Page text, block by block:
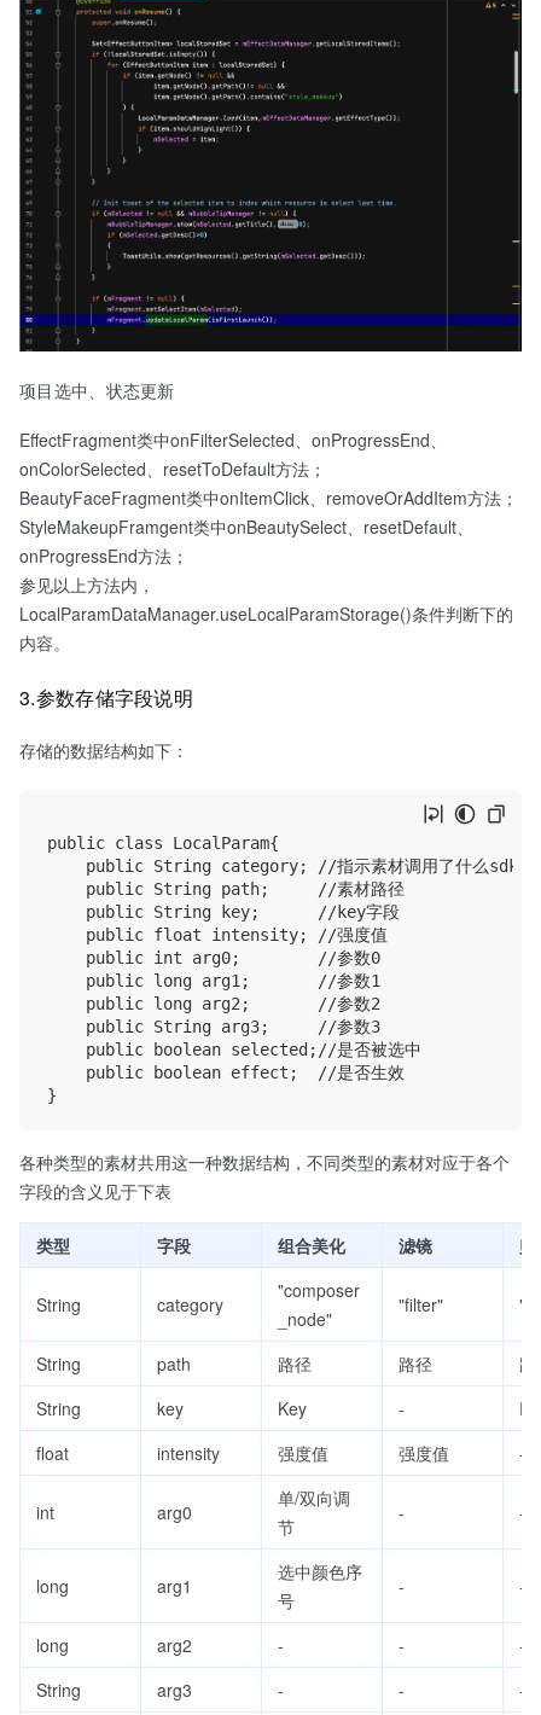
项目选中、状态更新
EffectFragment类中onFilterSelected、onProgressEnd、
onColorSelected、resetToDefault方法；
BeautyFaceFragment类中onItemClick、removeOrAddItem方法；
StyleMakeupFramgent类中onBeautySelect、resetDefault、
onProgressEnd方法；
参见以上方法内，
LocalParamDataManager.useLocalParamStorage()条件判断下的
内容。
3.参数存储字段说明
存储的数据结构如下：
public class LocalParam{
public String category; //指示素材调用了什么sdk接
    public String path;     //素材路径
    public String key;      //key字段
    public float intensity; //强度值
    public int arg0;        //参数0
    public long arg1;       //参数1
    public long arg2;       //参数2
    public String arg3;     //参数3
    public boolean selected;//是否被选中
    public boolean effect;  //是否生效
各种类型的素材共用这一种数据结构，不同类型的素材对应于各个
字段的含义见于下表
类型 字段 组合美化 滤镜 贴
String category
"composer
_node"
"filter"
String path 路径 路径
路
String
key Key -
float
intensity 强度值 强度值 -
int arg0
单/双向调
节
- -
long arg1
选中颜色序
号
- -
long arg2 - -
-
String
arg3 - - -